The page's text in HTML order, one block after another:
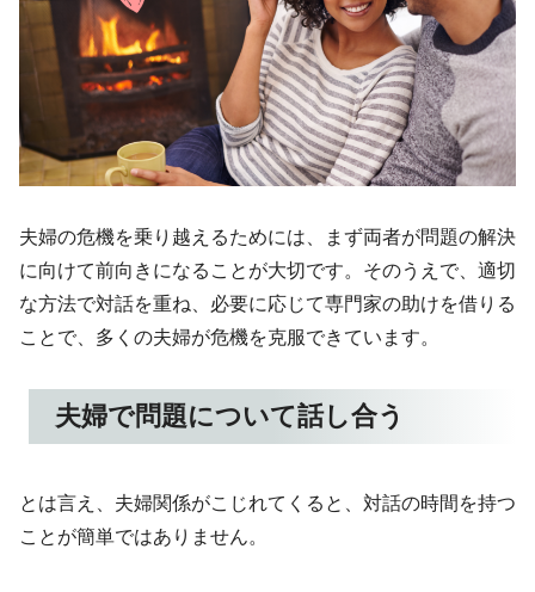
夫婦の危機を乗り越えるためには、まず両者が問題の解決
に向けて前向きになることが大切です。そのうえで、適切
な方法で対話を重ね、必要に応じて専門家の助けを借りる
ことで、多くの夫婦が危機を克服できています。
夫婦で問題について話し合う
とは言え、夫婦関係がこじれてくると、対話の時間を持つ
ことが簡単ではありません。